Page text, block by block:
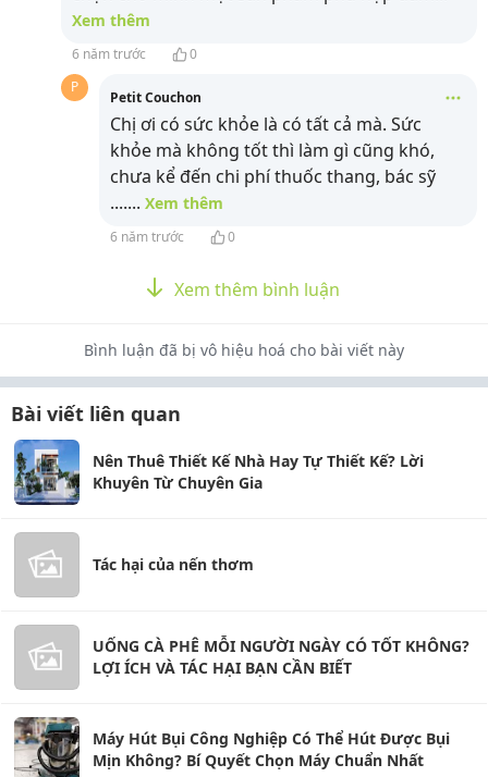
Xem thêm
6 năm trước
0
P
Petit Couchon
Chị ơi có sức khỏe là có tất cả mà. Sức
khỏe mà không tốt thì làm gì cũng khó,
chưa kể đến chi phí thuốc thang, bác sỹ
....... Xem thêm
6 năm trước 0
Xem thêm bình luận
Bình luận đã bị vô hiệu hoá cho bài viết này
Bài viết liên quan
Nên Thuê Thiết Kế Nhà Hay Tự Thiết Kế? Lời
Khuyên Từ Chuyên Gia
Tác hại của nến thơm
UỐNG CÀ PHÊ MỖI NGƯỜI NGÀY CÓ TỐT KHÔNG?
LỢI ÍCH VÀ TÁC HẠI BẠN CẦN BIẾT
Máy Hút Bụi Công Nghiệp Có Thể Hút Được Bụi
Mịn Không? Bí Quyết Chọn Máy Chuẩn Nhất